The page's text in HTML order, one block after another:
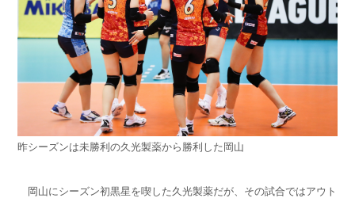
昨シーズンは未勝利の久光製薬から勝利した岡山
岡山にシーズン初黒星を喫した久光製薬だが、その試合ではアウト